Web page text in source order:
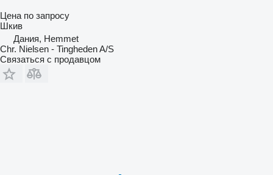
Цена по запросу
Шкив
Дания, Hemmet
Chr. Nielsen - Tingheden A/S
Связаться с продавцом